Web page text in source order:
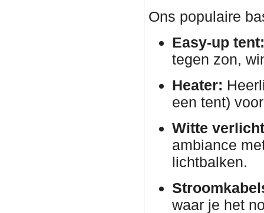
Ons populaire
Easy-up tent:
tegen zon,
Heater:
een tent)
Witte
ambiance
lichtbalken.
waar je het